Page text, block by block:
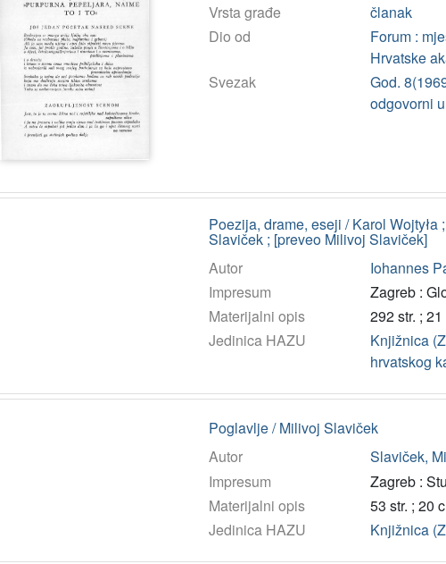
Vrsta građe
članak
Dio od
Forum :
Hrvatske
Svezak
God.
odgovorni
Poezija, drame, eseji / Karol
Slaviček ; [preveo Milivoj Slaviček]
Autor
Iohannes
Impresum
Zagreb :
Materijalni opis
292 str. ;
Jedinica HAZU
Knjižnica
hrvatskog
Poglavlje / Milivoj Slaviček
Autor
Slaviček,
Impresum
Zagreb :
Materijalni opis
53 str. ; 20
Jedinica HAZU
Knjižnica